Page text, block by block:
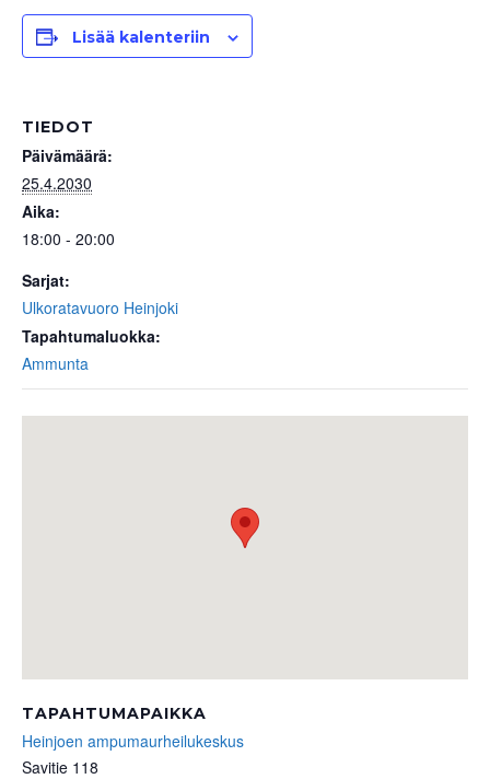
Lisää kalenteriin
TIEDOT
Päivämäärä:
25.4.2030
Aika:
18:00 - 20:00
Sarjat:
Ulkoratavuoro Heinjoki
Tapahtumaluokka:
Ammunta
TAPAHTUMAPAIKKA
Heinjoen ampumaurheilukeskus
Savitie 118